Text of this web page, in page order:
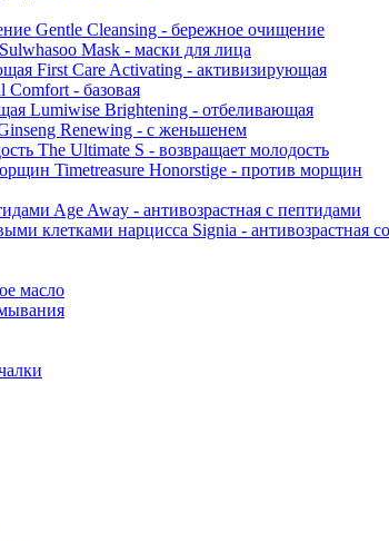
Gentle Cleansing - бережное очищение
Sulwhasoo Mask - маски для лица
First Care Activating - активизирующая
Comfort - базовая
Lumiwise Brightening - отбеливающая
Renewing - с женьшенем
The Ultimate S - возвращает молодость
Timetreasure Honorstige - против морщин
Age Away - антивозрастная с пептидами
Signia - антивозрастная
масло